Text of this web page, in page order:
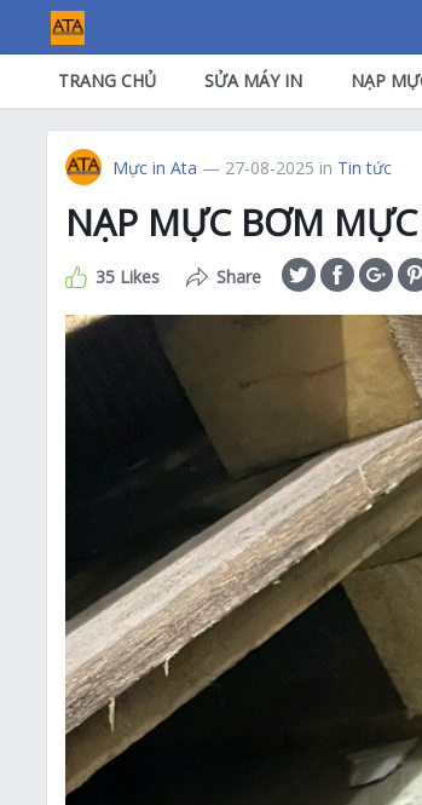
TRANG CHỦ SỬA MÁY IN NẠP
Mực in Ata — 27-08-2025 in Tin tức
NẠP MỰC BƠM
35 Likes Share